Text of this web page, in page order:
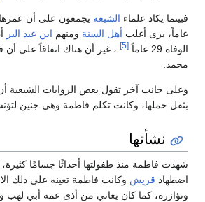
فبينما يكاد علماء الشيعة
عاماً، يرى أغلب أهل السنة ومنهم ابن عبد البر
الوفاة 29 عاماً
[5]
، غير أن هناك اتفاقاً على
محمد.
وعلى جانب آخر تقول بعض الروايات الشيعية
بثقل حملها، وكانت تكلم فاطمة وهي جنين
نشأتها
شهدت فاطمة منذ طفولتها أحداثًا جسامًا كثيرة،
اضطهاد قريش وكانت فاطمة تعينه على ذلك
وتؤازره، كما كان يعاني من أذى عمه أبي لهب